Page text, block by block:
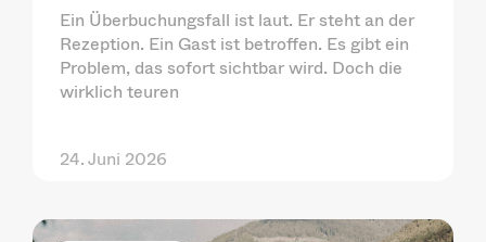
Ein Überbuchungsfall ist laut. Er steht an der
Rezeption. Ein Gast ist betroffen. Es gibt ein
Problem, das sofort sichtbar wird. Doch die
wirklich teuren
24. Juni 2026